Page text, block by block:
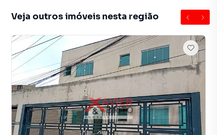
Veja outros imóveis nesta região